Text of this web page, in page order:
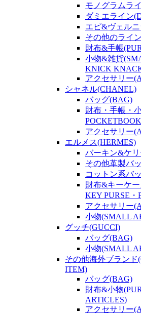
モノグラムラ
ダミエライン
エピ&ヴェル
その他のライ
財布&手帳
小物&雑貨
KNICK
アクセサリー
シャネル(CHANEL)
バッグ(BAG)
財布・手帳・
アクセサリー
エルメス(HERMES)
バーキン&ケ
その他革製バ
コットン系バ
財布&キーケー
KEY PURSE
アクセサリー
小物(SMALL
グッチ(GUCCI)
バッグ(BAG)
小物(SMALL
その他海外ブランド
ITEM)
バッグ(BAG)
財布&小物
ARTICLES)
アクセサリー